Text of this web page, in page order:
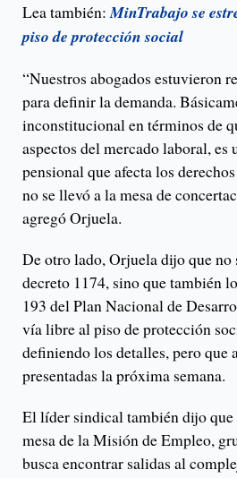
Lea también:MinTrabajo se
piso de protección social
“Nuestros abogados estuvieron
para definir la demanda.
inconstitucional en términos de
aspectos del mercado laboral,
pensional que afecta los
no se llevó a la mesa de
agregó Orjuela.
De otro lado, Orjuela dijo que no
decreto 1174, sino que también
193 del Plan Nacional de
vía libre al piso de protección
definiendo los detalles, pero que
presentadas la próxima semana.
El líder sindical también dijo que
mesa de la Misión de Empleo,
busca encontrar salidas al